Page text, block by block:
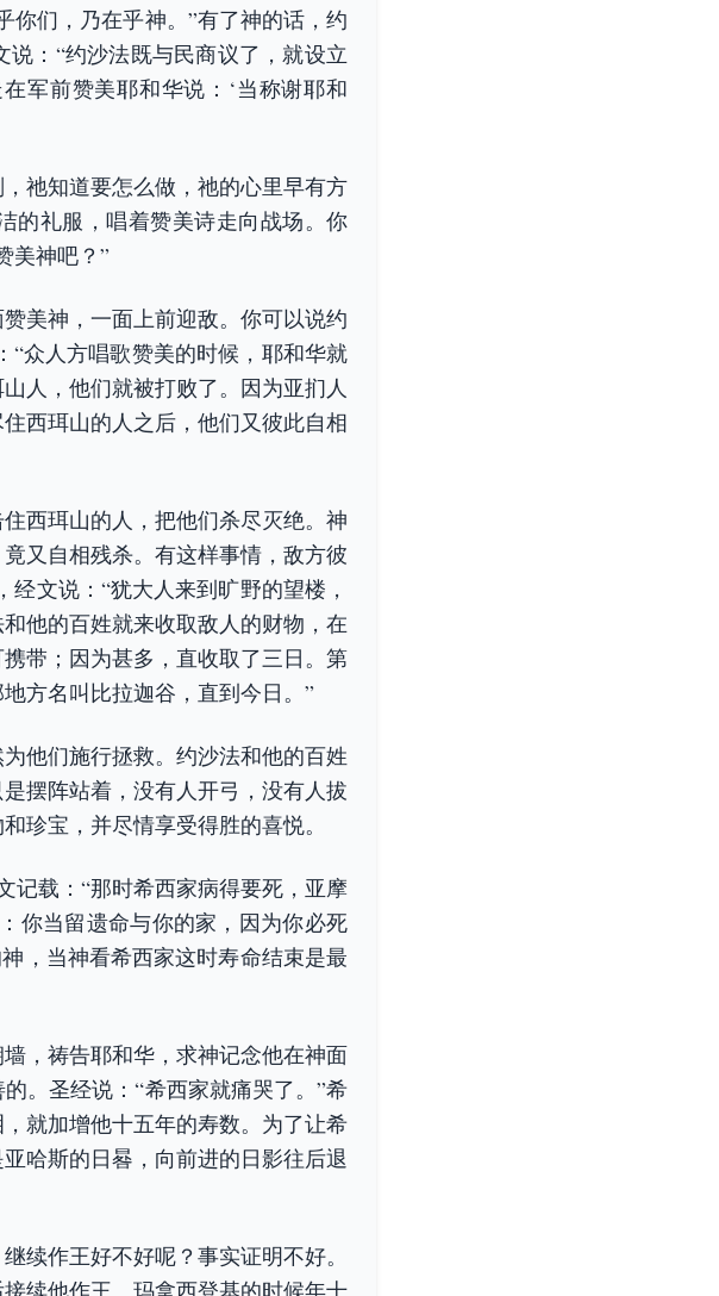
你们，乃在乎神。”有了神的话，约
：“约沙法既与民商议了，就设立
军前赞美耶和华说：‘当称谢耶和
祂知道要怎么做，祂的心里早有方
的礼服，唱着赞美诗走向战场。你
美神吧？”
美神，一面上前迎敌。你可以说约
“众人方唱歌赞美的时候，耶和华就
人，他们就被打败了。因为亚扪人
西珥山的人之后，他们又彼此自相
西珥山的人，把他们杀尽灭绝。神
又自相残杀。有这样事情，敌方彼
文说：“犹大人来到旷野的望楼，
他的百姓就来收取敌人的财物，在
带；因为甚多，直收取了三日。第
方名叫比拉迦谷，直到今日。”
他们施行拯救。约沙法和他的百姓
摆阵站着，没有人开弓，没有人拔
珍宝，并尽情享受得胜的喜悦。
记载：“那时希西家病得要死，亚摩
你当留遗命与你的家，因为你必死
，当神看希西家这时寿命结束是最
，祷告耶和华，求神记念他在神面
。圣经说：“希西家就痛哭了。”希
就加增他十五年的寿数。为了让希
哈斯的日晷，向前进的日影往后退
续作王好不好呢？事实证明不好。
续他作王。玛拿西登基的时候年十